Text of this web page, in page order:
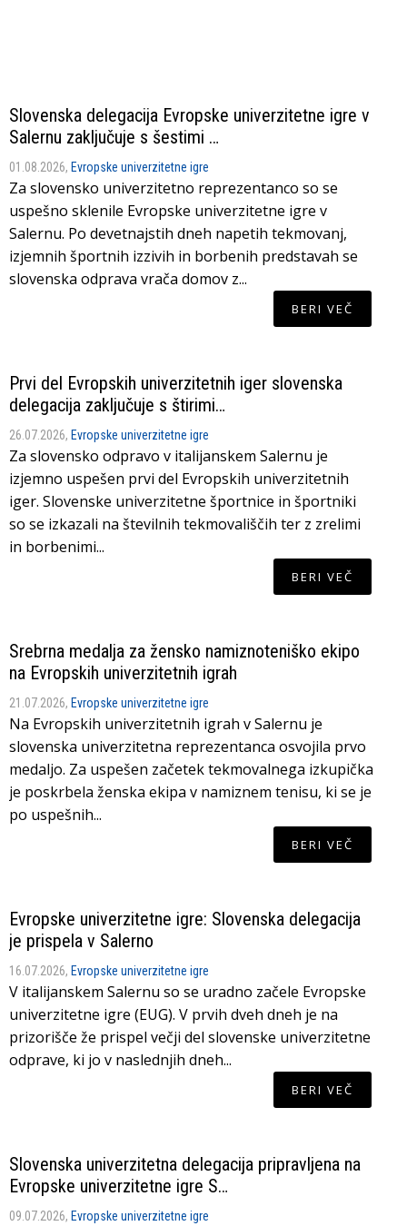
Slovenska delegacija Evropske univerzitetne igre v
Salernu zaključuje s šestimi …
01.08.2026, Evropske univerzitetne igre
Za slovensko univerzitetno reprezentanco so se
uspešno sklenile Evropske univerzitetne igre v
Salernu. Po devetnajstih dneh napetih tekmovanj,
izjemnih športnih izzivih in borbenih predstavah se
slovenska odprava vrača domov z...
BERI VEČ
Prvi del Evropskih univerzitetnih iger slovenska
delegacija zaključuje s štirimi…
26.07.2026, Evropske univerzitetne igre
Za slovensko odpravo v italijanskem Salernu je
izjemno uspešen prvi del Evropskih univerzitetnih
iger. Slovenske univerzitetne športnice in športniki
so se izkazali na številnih tekmovališčih ter z zrelimi
in borbenimi...
BERI VEČ
Srebrna medalja za žensko namiznoteniško ekipo
na Evropskih univerzitetnih igrah
21.07.2026, Evropske univerzitetne igre
Na Evropskih univerzitetnih igrah v Salernu je
slovenska univerzitetna reprezentanca osvojila prvo
medaljo. Za uspešen začetek tekmovalnega izkupička
je poskrbela ženska ekipa v namiznem tenisu, ki se je
po uspešnih...
BERI VEČ
Evropske univerzitetne igre: Slovenska delegacija
je prispela v Salerno
16.07.2026, Evropske univerzitetne igre
V italijanskem Salernu so se uradno začele Evropske
univerzitetne igre (EUG). V prvih dveh dneh je na
prizorišče že prispel večji del slovenske univerzitetne
odprave, ki jo v naslednjih dneh...
BERI VEČ
Slovenska univerzitetna delegacija pripravljena na
Evropske univerzitetne igre S…
09.07.2026, Evropske univerzitetne igre